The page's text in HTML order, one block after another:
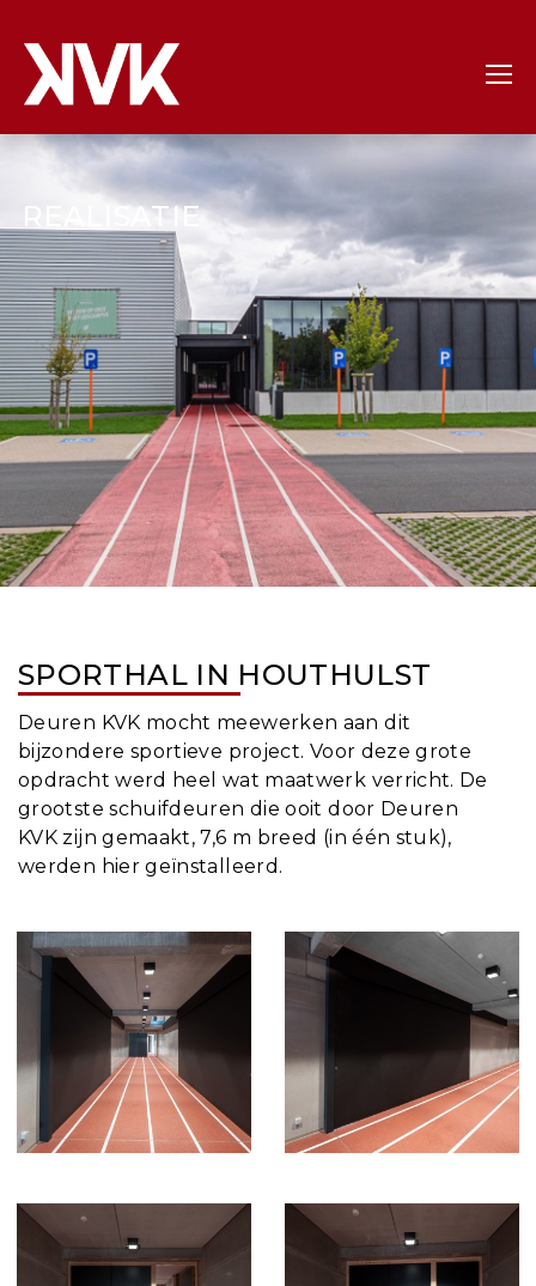
REALISATIE
SPORTHAL IN HOUTHULST
Deuren KVK mocht meewerken aan dit
bijzondere sportieve project. Voor deze grote
opdracht werd heel wat maatwerk verricht. De
grootste schuifdeuren die ooit door Deuren
KVK zijn gemaakt, 7,6 m breed (in één stuk),
werden hier geïnstalleerd.